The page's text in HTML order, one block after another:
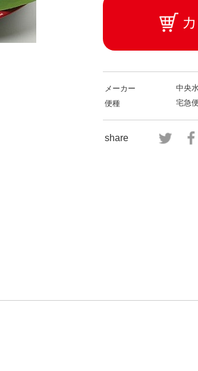
メーカー
中央
便種
宅急
share